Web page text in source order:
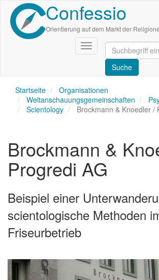
Direkt
zum
Inhalt
Confessio
Orientierung auf dem Markt der
Navigation
aktivieren/deaktivieren
Startseite
Organisationen
Weltanschauungsgemeinschaften
Scientology
Brockmann & Knoedler /
Brockmann &
Progredi AG
Beispiel einer
scientologische Methoden
Friseurbetrieb